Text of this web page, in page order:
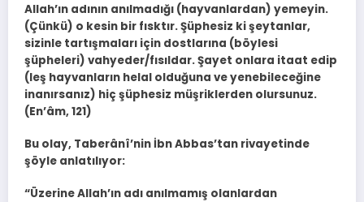
Allah’ın adının anılmadığı (hayvanlardan) yemeyin.
(Çünkü) o kesin bir fısktır. Şüphesiz ki şeytanlar,
sizinle tartışmaları için dostlarına (böylesi
şüpheleri) vahyeder/fısıldar. Şayet onlara itaat edip
(leş hayvanların helal olduğuna ve yenebileceğine
inanırsanız) hiç şüphesiz müşriklerden olursunuz.
(En’âm, 121)
Bu olay, Taberânî’nin İbn Abbas’tan rivayetinde
şöyle anlatılıyor:
“Üzerine Allah’ın adı anılmamış olanlardan